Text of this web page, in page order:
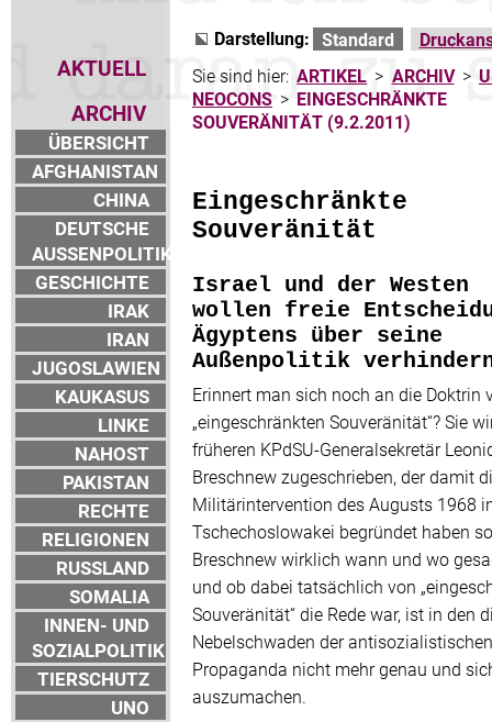
AKTUELL
ARCHIV
ÜBERSICHT
AFGHANISTAN
CHINA
DEUTSCHE
AUSSENPOLITIK
GESCHICHTE
IRAK
IRAN
JUGOSLAWIEN
KAUKASUS
LINKE
NAHOST
PAKISTAN
RECHTE
RELIGIONEN
RUSSLAND
SOMALIA
INNEN- UND
SOZIALPOLITIK
TIERSCHUTZ
UNO
Darstellung: Standard
Sie sind hier: ARTIKEL > ARCHIV >
NEOCONS > EINGESCHRÄNKTE
SOUVERÄNITÄT (9.2.2011)
Eingeschränkte
Souveränität
Israel und der Westen
wollen freie
Ägyptens über seine
Außenpolitik
Erinnert man sich noch an die Doktrin
„eingeschränkten Souveränität“? Sie
früheren KPdSU-Generalsekretär
Breschnew zugeschrieben, der damit
Militärintervention des Augusts 1968
Tschechoslowakei begründet haben
Breschnew wirklich wann und wo
und ob dabei tatsächlich von
Souveränität“ die Rede war, ist in den
Nebelschwaden der antisozialistischen
Propaganda nicht mehr genau und
auszumachen.